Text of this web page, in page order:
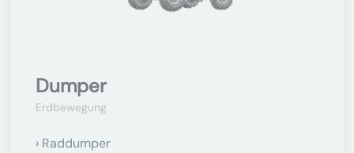
Dumper
Erdbewegung
Raddumper